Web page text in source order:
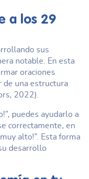
a los 29
sus
notable. En esta
oraciones
de una estructura
2022).
puedes ayudarlo a
correctamente, en
alto!”. Esta forma
desarrollo